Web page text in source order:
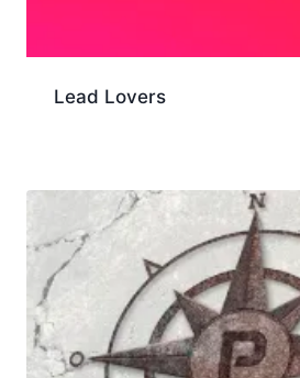
Lead Lovers